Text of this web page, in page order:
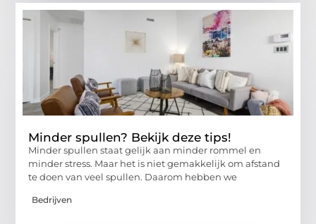
Minder spullen? Bekijk deze tips!
Minder spullen staat gelijk aan minder rommel en
minder stress. Maar het is niet gemakkelijk om afstand
te doen van veel spullen. Daarom hebben we
Bedrijven